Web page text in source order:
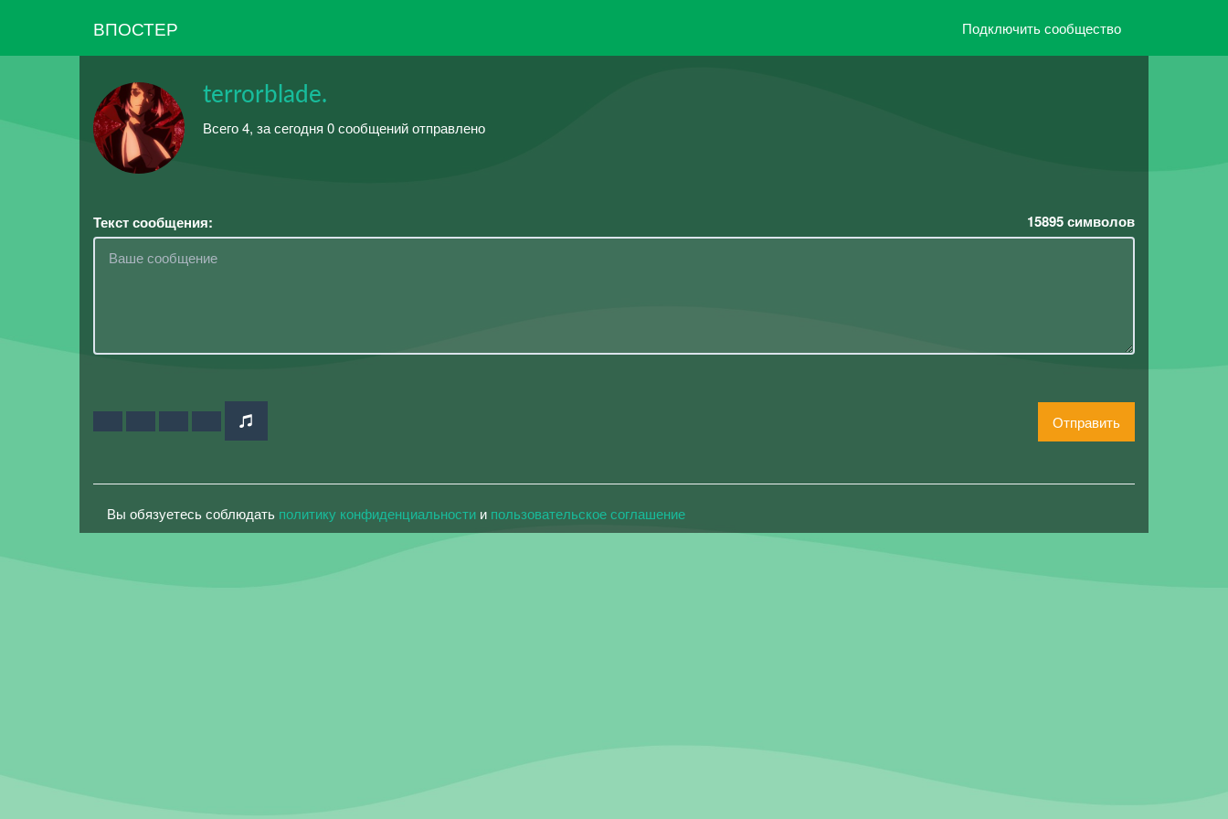
ВПОСТЕР Подключить сообщество
terrorblade.
Всего 4, за сегодня 0 сообщений отправлено
Текст сообщения: 15895символов
Отправить
Вы обязуетесь соблюдать политику конфиденциальности и пользовательское соглашение